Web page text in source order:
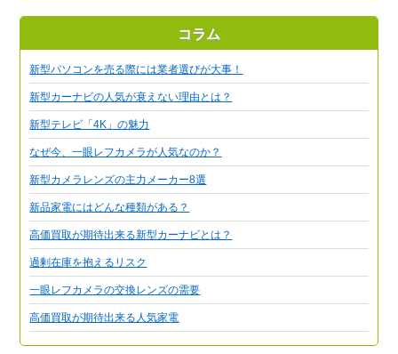
コラム
新型パソコンを売る際には業者選びが大事！
新型カーナビの人気が衰えない理由とは？
新型テレビ「4K」の魅力
なぜ今、一眼レフカメラが人気なのか？
新型カメラレンズの主力メーカー8選
新品家電にはどんな種類がある？
高価買取が期待出来る新型カーナビとは？
過剰在庫を抱えるリスク
一眼レフカメラの交換レンズの需要
高価買取が期待出来る人気家電